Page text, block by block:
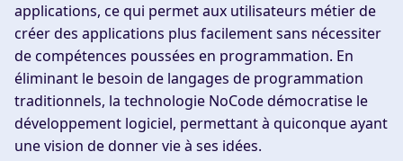
applications, ce qui permet aux utilisateurs métier de
créer des applications plus facilement sans nécessiter
de compétences poussées en programmation. En
éliminant le besoin de langages de programmation
traditionnels, la technologie NoCode démocratise le
développement logiciel, permettant à quiconque ayant
une vision de donner vie à ses idées.